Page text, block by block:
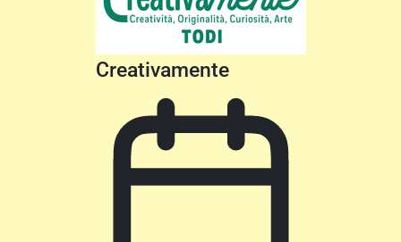
Creativamente